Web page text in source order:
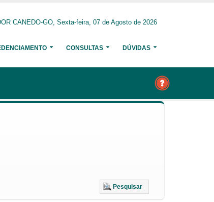
CANEDO-GO, Sexta-feira, 07 de Agosto de 2026
CONSULTAS DÚVIDAS
Pesquisar